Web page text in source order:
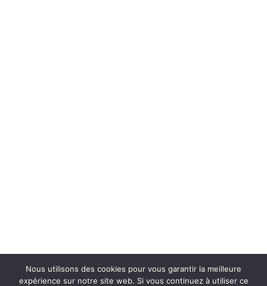
Nous utilisons des cookies pour vous garantir la meilleure
expérience sur notre site web. Si vous continuez à utiliser ce